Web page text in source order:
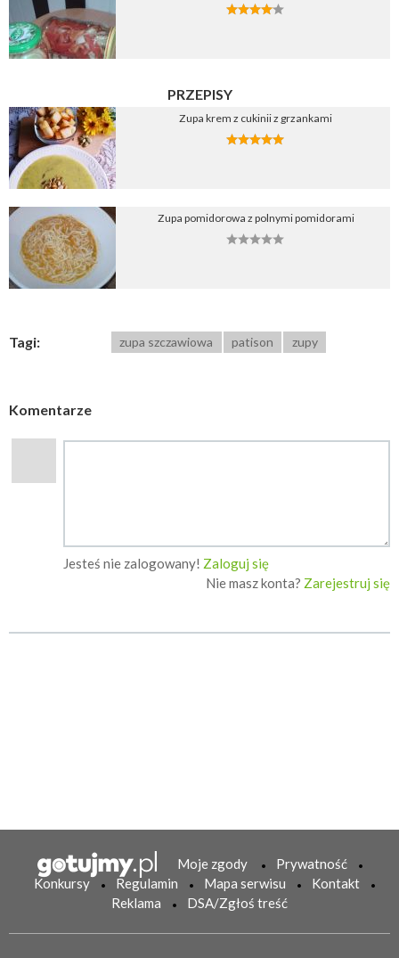
PRZEPISY
Zupa krem z cukinii z grzankami
Zupa pomidorowa z polnymi pomidorami
Tagi: zupa szczawiowa patison zupy
Komentarze
Jesteś nie zalogowany! Zaloguj się
Nie masz konta? Zarejestruj się
Moje zgody
Prywatność
Konkursy
Regulamin Mapa serwisu
Kontakt
Reklama
DSA/Zgłoś treść